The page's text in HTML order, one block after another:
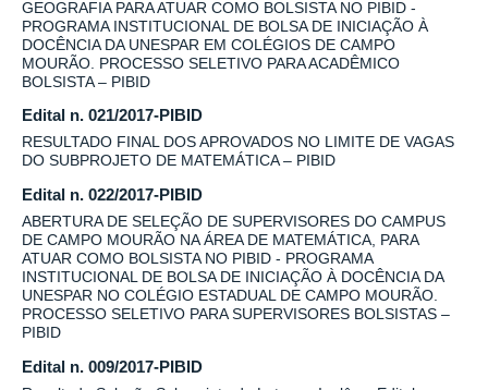
GEOGRAFIA PARA ATUAR COMO BOLSISTA NO PIBID -
PROGRAMA INSTITUCIONAL DE BOLSA DE INICIAÇÃO À
DOCÊNCIA DA UNESPAR EM COLÉGIOS DE CAMPO
MOURÃO. PROCESSO SELETIVO PARA ACADÊMICO
BOLSISTA – PIBID
Edital n. 021/2017-PIBID
RESULTADO FINAL DOS APROVADOS NO LIMITE DE VAGAS
DO SUBPROJETO DE MATEMÁTICA – PIBID
Edital n. 022/2017-PIBID
ABERTURA DE SELEÇÃO DE SUPERVISORES DO CAMPUS
DE CAMPO MOURÃO NA ÁREA DE MATEMÁTICA, PARA
ATUAR COMO BOLSISTA NO PIBID - PROGRAMA
INSTITUCIONAL DE BOLSA DE INICIAÇÃO À DOCÊNCIA DA
UNESPAR NO COLÉGIO ESTADUAL DE CAMPO MOURÃO.
PROCESSO SELETIVO PARA SUPERVISORES BOLSISTAS –
PIBID
Edital n. 009/2017-PIBID